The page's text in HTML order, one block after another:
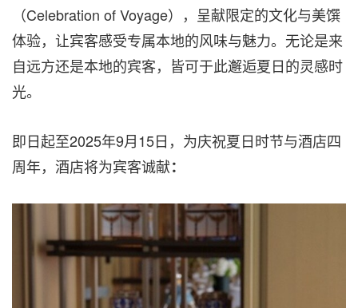
（Celebration of Voyage），呈献限定的文化与美馔
体验，让宾客感受专属本地的风味与魅力。无论是来
自远方还是本地的宾客，皆可于此邂逅夏日的灵感时
光。
即日起至2025年9月15日，为庆祝夏日时节与酒店四
周年，酒店将为宾客诚献：